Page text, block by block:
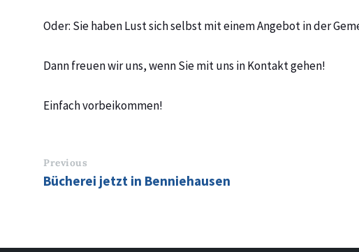
Oder: Sie haben Lust sich selbst mit einem Angebot in der
Dann freuen wir uns, wenn Sie mit uns in Kontakt gehen!
Einfach vorbeikommen!
Previous
Bücherei jetzt in Benniehausen